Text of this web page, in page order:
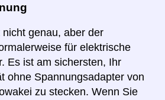
genau, aber der
für elektrische
Es ist am sichersten, Ihr
ohne Spannungsadapter von
zu stecken. Wenn Sie